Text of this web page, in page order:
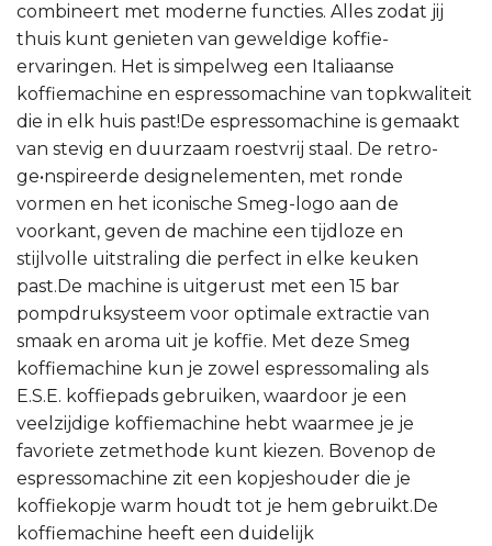
combineert met moderne functies. Alles zodat jij
thuis kunt genieten van geweldige koffie-
ervaringen. Het is simpelweg een Italiaanse
koffiemachine en espressomachine van topkwaliteit
die in elk huis past!De espressomachine is gemaakt
van stevig en duurzaam roestvrij staal. De retro-
ge•nspireerde designelementen, met ronde
vormen en het iconische Smeg-logo aan de
voorkant, geven de machine een tijdloze en
stijlvolle uitstraling die perfect in elke keuken
past.De machine is uitgerust met een 15 bar
pompdruksysteem voor optimale extractie van
smaak en aroma uit je koffie. Met deze Smeg
koffiemachine kun je zowel espressomaling als
E.S.E. koffiepads gebruiken, waardoor je een
veelzijdige koffiemachine hebt waarmee je je
favoriete zetmethode kunt kiezen. Bovenop de
espressomachine zit een kopjeshouder die je
koffiekopje warm houdt tot je hem gebruikt.De
koffiemachine heeft een duidelijk